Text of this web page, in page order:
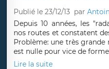
Publié le 23/12/13 par
Depuis 10 années, les
nos routes et constatent
Problème: une très grande
est nulle pour vice de
Lire la suite